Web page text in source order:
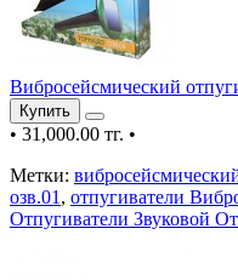
Вибросейсмический
Купить
• 31,000.00 тг. •
Метки:
озв.01 , отпугиватели
Отпугиватели Звуковой